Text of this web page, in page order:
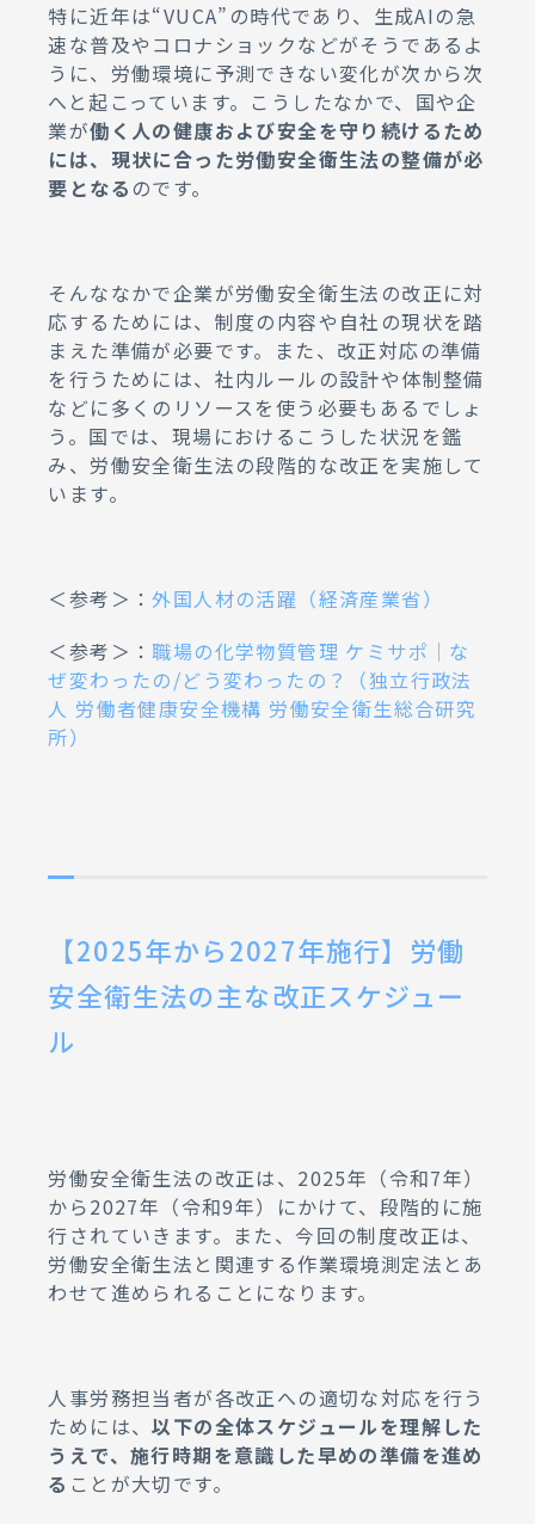
特に近年は“VUCA”の時代であり、生成AIの急
速な普及やコロナショックなどがそうであるよ
うに、労働環境に予測できない変化が次から次
へと起こっています。こうしたなかで、国や企
業が働く人の健康および安全を守り続けるため
には、現状に合った労働安全衛生法の整備が必
要となる のです。
そんななかで企業が労働安全衛生法の改正に対
応するためには、制度の内容や自社の現状を踏
まえた準備が必要です。また、改正対応の準備
を行うためには、社内ルールの設計や体制整備
などに多くのリソースを使う必要もあるでしょ
う。国では、現場におけるこうした状況を鑑
み、労働安全衛生法の段階的な改正を実施して
います。
＜参考＞：外国人材の活躍（経済産業省）
＜参考＞：職場の化学物質管理 ケミサポ｜な
ぜ変わったの/どう変わったの？（独立行政法
人 労働者健康安全機構 労働安全衛生総合研究
所）
【2025年から2027年施行】労働
安全衛生法の主な改正スケジュー
ル
労働安全衛生法の改正は、2025年（令和7年）
から2027年（令和9年）にかけて、段階的に施
行されていきます。また、今回の制度改正は、
労働安全衛生法と関連する作業環境測定法とあ
わせて進められることになります。
人事労務担当者が各改正への適切な対応を行う
ためには、以下の全体スケジュールを理解した
うえで、施行時期を意識した早めの準備を進め
る ことが大切です。